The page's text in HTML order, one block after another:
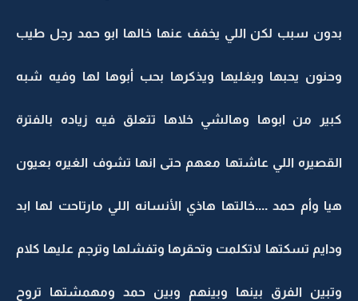
بدون سبب لكن اللي يخفف عنها خالها ابو حمد رجل طيب
وحنون يحبها ويغليها ويذكرها بحب أبوها لها وفيه شبه
كبير من ابوها وهالشي خلاها تتعلق فيه زياده بالفترة
القصيره اللي عاشتها معهم حتى انها تشوف الغيره بعيون
هيا وأم حمد ....خالتها هاذي الأنسانه اللي مارتاحت لها ابد
ودايم تسكتها لاتكلمت وتحقرها وتفشلها وترجم عليها كلام
وتبين الفرق بينها وبينهم وبين حمد ومهمشتها تروح